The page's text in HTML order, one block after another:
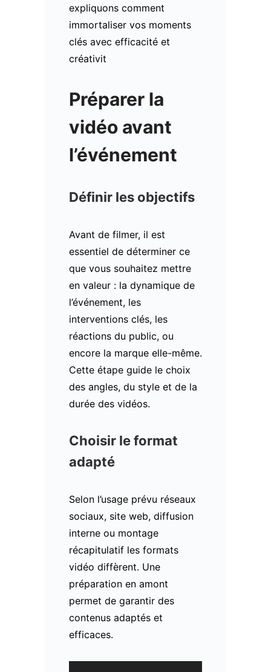
expliquons comment
immortaliser vos moments
clés avec efficacité et
créativit
Préparer la
vidéo avant
l’événement
Définir les objectifs
Avant de filmer, il est
essentiel de déterminer ce
que vous souhaitez mettre
en valeur : la dynamique de
l’événement, les
interventions clés, les
réactions du public, ou
encore la marque elle-même.
Cette étape guide le choix
des angles, du style et de la
durée des vidéos.
Choisir le format
adapté
Selon l’usage prévu réseaux
sociaux, site web, diffusion
interne ou montage
récapitulatif les formats
vidéo diffèrent. Une
préparation en amont
permet de garantir des
contenus adaptés et
efficaces.